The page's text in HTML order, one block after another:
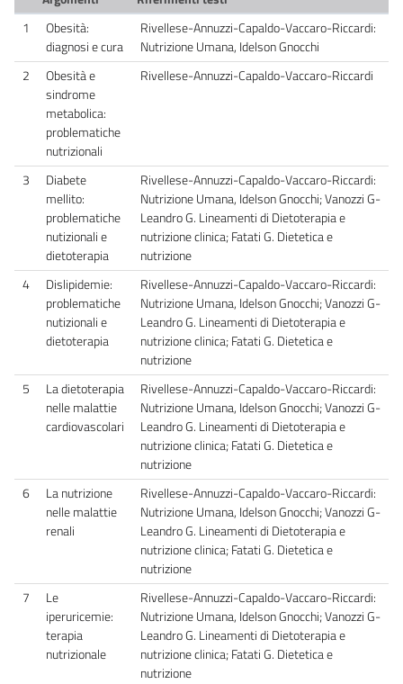
1
Obesità:
diagnosi e cura
Rivellese-Annuzzi-Capaldo-Vaccaro-Riccardi:
Nutrizione Umana, Idelson Gnocchi
2
Obesità e
sindrome
metabolica:
problematiche
nutrizionali
Rivellese-Annuzzi-Capaldo-Vaccaro-Riccardi
3
Diabete
mellito:
problematiche
nutizionali e
dietoterapia
Rivellese-Annuzzi-Capaldo-Vaccaro-Riccardi:
Nutrizione Umana, Idelson Gnocchi; Vanozzi G-
Leandro G. Lineamenti di Dietoterapia e
nutrizione clinica; Fatati G. Dietetica e
nutrizione
4
Dislipidemie:
problematiche
nutizionali e
dietoterapia
Rivellese-Annuzzi-Capaldo-Vaccaro-Riccardi:
Nutrizione Umana, Idelson Gnocchi; Vanozzi G-
Leandro G. Lineamenti di Dietoterapia e
nutrizione clinica; Fatati G. Dietetica e
nutrizione
5
La dietoterapia
nelle malattie
cardiovascolari
Rivellese-Annuzzi-Capaldo-Vaccaro-Riccardi:
Nutrizione Umana, Idelson Gnocchi; Vanozzi G-
Leandro G. Lineamenti di Dietoterapia e
nutrizione clinica; Fatati G. Dietetica e
nutrizione
6
La nutrizione
nelle malattie
renali
Rivellese-Annuzzi-Capaldo-Vaccaro-Riccardi:
Nutrizione Umana, Idelson Gnocchi; Vanozzi G-
Leandro G. Lineamenti di Dietoterapia e
nutrizione clinica; Fatati G. Dietetica e
nutrizione
7
Le
iperuricemie:
terapia
nutrizionale
Rivellese-Annuzzi-Capaldo-Vaccaro-Riccardi:
Nutrizione Umana, Idelson Gnocchi; Vanozzi G-
Leandro G. Lineamenti di Dietoterapia e
nutrizione clinica; Fatati G. Dietetica e
nutrizione